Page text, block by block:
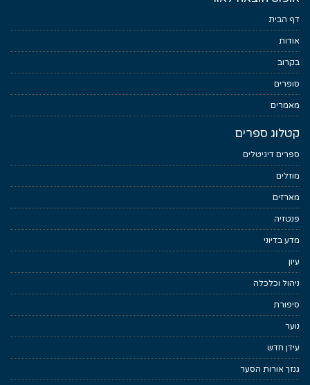
דף הבית
אודות
בקרוב
סופרים
מאמרים
קטלוג ספרים
ספרים דיגיטלים
מוזלים
מארזים
פנטזיה
מדע בדיוני
עיון
ניהול וכלכלה
סיפורת
נוער
עידן חדש
גנזך אורות הסער